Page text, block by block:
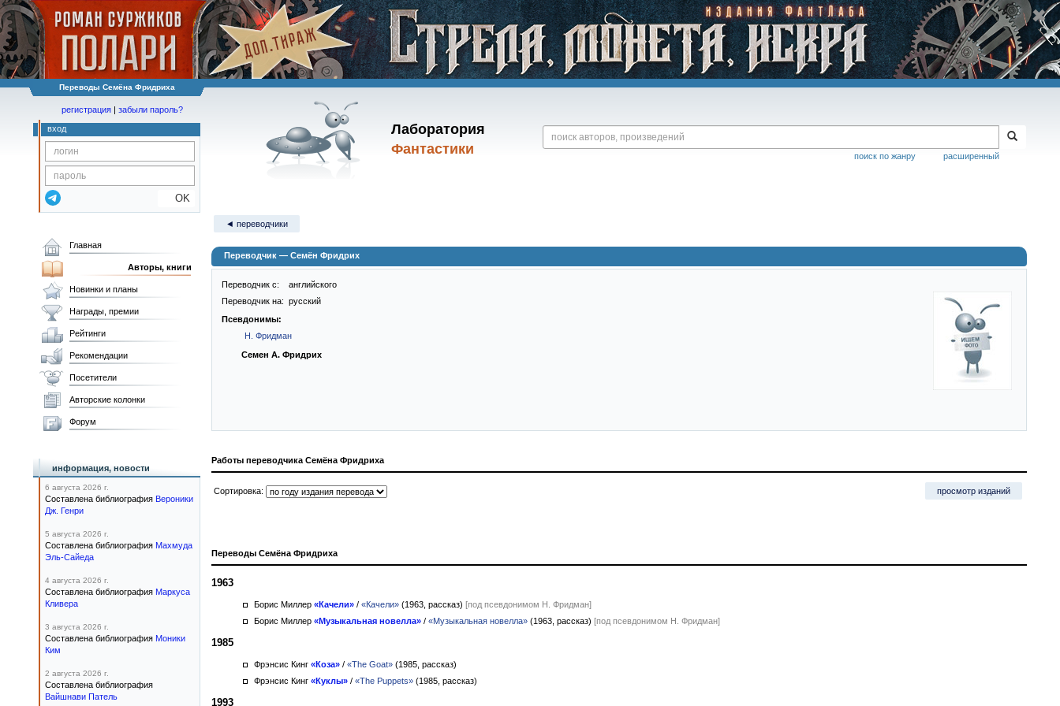
Переводы Семёна Фридриха
Лаборатория
Фантастики
расширенный
поиск по жанру
регистрация | забыли пароль?
вход
OK
◄ переводчики
Переводчик — Семён Фридрих
Переводчик c:
английского
Переводчик на: русский
Псевдонимы:
Н. Фридман
Семен А. Фридрих
Работы переводчика Семёна Фридриха
Сортировка: просмотр изданий
Переводы Семёна Фридриха
1963
Борис Миллер «Качели» / «Качели» (1963, рассказ) [под псевдонимом Н. Фридман]
Борис Миллер «Музыкальная новелла» / «Музыкальная новелла» (1963, рассказ) [под псевдонимом Н. Фридман]
1985
Фрэнсис Кинг «Коза» / «The Goat» (1985, рассказ)
Фрэнсис Кинг «Куклы» / «The Puppets» (1985, рассказ)
1993
Главная
Авторы, книги
Новинки и планы
Награды, премии
Рейтинги
Рекомендации
Посетители
Авторские колонки
Форум
информация, новости
6 августа 2026 г.
Составлена библиография Вероники
Дж. Генри
5 августа 2026 г.
Составлена библиография Махмуда
Эль-Сайеда
4 августа 2026 г.
Составлена библиография Маркуса
Кливера
3 августа 2026 г.
Составлена библиография Моники
Ким
2 августа 2026 г.
Составлена библиография
Вайшнави Патель